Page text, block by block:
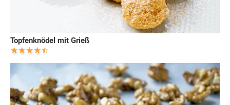
Topfenknödel mit Grieß